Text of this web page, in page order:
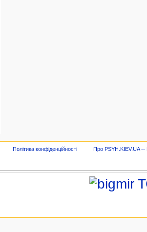
Політика конфіденційності Про PSYH.KIEV.UA --